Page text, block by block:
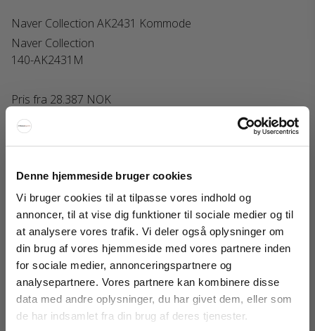
Denne hjemmeside bruger cookies
Vi bruger cookies til at tilpasse vores indhold og
annoncer, til at vise dig funktioner til sociale medier og til
at analysere vores trafik. Vi deler også oplysninger om
din brug af vores hjemmeside med vores partnere inden
for sociale medier, annonceringspartnere og
analysepartnere. Vores partnere kan kombinere disse
data med andre oplysninger, du har givet dem, eller som
de har indsamlet fra din brug af deres tjenester.
Naver Collection AK2431 Kommode
Naver Collection
140-AK2431M
Pris fra 28.387 NOK
Vis produkt
FÅ 20% RABATT
Få 20 % rabatt ved å melde deg på vårt nyhetsbrev.
*Rabatten din kan ikke brukes på allerede nedsatte varer
eller produkter fra Rocket.